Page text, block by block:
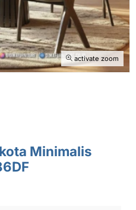
activate zoom
Minimalis